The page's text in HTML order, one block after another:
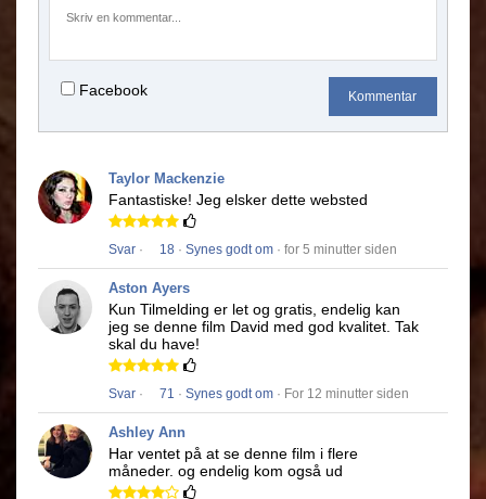
Facebook Kommentar
Taylor Mackenzie
Fantastiske! Jeg elsker dette websted
Svar · 18 · Synes godt om · for 5 minutter siden
Aston Ayers
Kun Tilmelding er let og gratis, endelig kan
jeg se denne film David med god kvalitet. Tak
skal du have!
Svar · 71 · Synes godt om · For 12 minutter siden
Ashley Ann
Har ventet på at se denne film i flere
måneder. og endelig kom også ud